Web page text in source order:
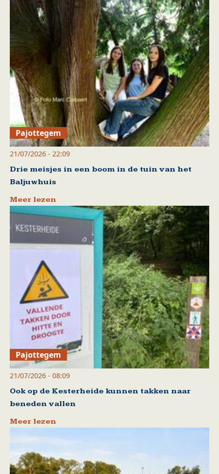
Pajottegem
21/07/2026 - 22:09
Drie meisjes in een boom in de tuin van het
Baljuwhuis
Meer lezen
Pajottegem
21/07/2026 - 08:09
Ook op de Kesterheide kunnen takken naar
beneden vallen
Meer lezen